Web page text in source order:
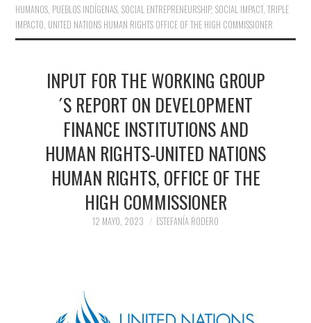
HUMANOS PUEBLOS INDÍGENAS ,SOCIAL ENTREPRENEURSHIP,SOCIAL IMPACT,TRIPLE
IMPACTO UNITED NATIONS HUMAN RIGHTS OFFICE OF THE HIGH COMMISSIONER
INPUT FOR THE WORKING GROUP
´S REPORT ON DEVELOPMENT
FINANCE INSTITUTIONS AND
HUMAN RIGHTS-UNITED NATIONS
HUMAN RIGHTS, OFFICE OF THE
HIGH COMMISSIONER
12 MAYO, 2023 ESTEFANÍA RODERO